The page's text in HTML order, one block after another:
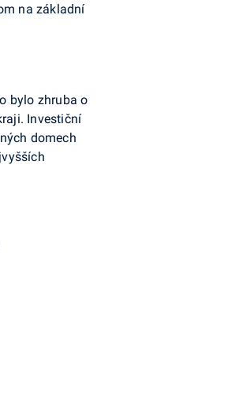
na základní
bylo zhruba o
Investiční
domech